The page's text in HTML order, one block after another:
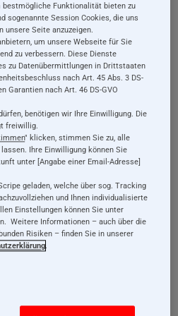
Holzspielzeug
Steiff:
Garderobenknopf,
6,5 cm
33 % Rabatt
inkl. 19% MwSt., exkl.
bestmögliche Funktionalität bieten zu
sogenannte Session Cookies, die uns
unsere Seite anzuzeigen.
um unsere Webseite für Sie
zu verbessern. Diese Dienste
zu Datenübermittlungen in Drittstaaten
nach Art. 45 Abs. 3 DS-
Garantien nach Art. 46 DS-GVO
benötigen wir Ihre Einwilligung. Die
freiwillig.
" klicken, stimmen Sie zu, alle
Ihre Einwilligung können Sie
unter [Angabe einer Email-Adresse]
geladen, welche über sog. Tracking
und Ihnen individualisierte
Einstellungen können Sie unter
Weitere Informationen – auch über die
Risiken – finden Sie in unserer
.